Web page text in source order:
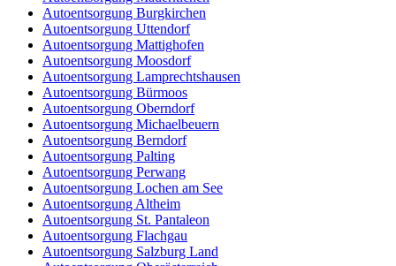
Autoentsorgung Burgkirchen
Autoentsorgung Uttendorf
Autoentsorgung Mattighofen
Autoentsorgung Moosdorf
Autoentsorgung Lamprechtshausen
Autoentsorgung Bürmoos
Autoentsorgung Oberndorf
Autoentsorgung Michaelbeuern
Autoentsorgung Berndorf
Autoentsorgung Palting
Autoentsorgung Perwang
Autoentsorgung Lochen am See
Autoentsorgung Altheim
Autoentsorgung St. Pantaleon
Autoentsorgung Flachgau
Autoentsorgung Salzburg Land